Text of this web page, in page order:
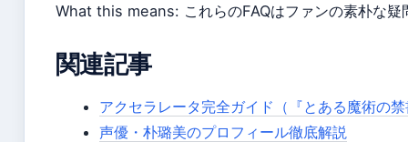
What this means: これらのFAQはファンの素朴な疑
関連記事
アクセラレータ完全ガイド（『とある魔術の
声優・朴璐美のプロフィール徹底解説